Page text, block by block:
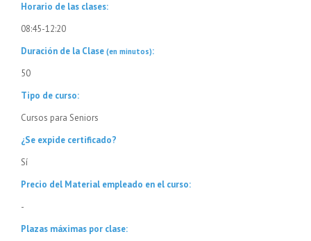
Horario de las clases:
08:45-12:20
Duración de la Clase (en minutos):
50
Tipo de curso:
Cursos para Seniors
¿Se expide certificado?
Sí
Precio del Material empleado en el curso:
-
Plazas máximas por clase: